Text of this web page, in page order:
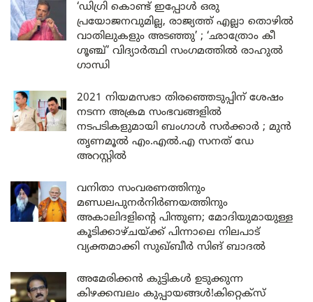
‘ഡിഗ്രി കൊണ്ട് ഇപ്പോൾ ഒരു
പ്രയോജനവുമില്ല, രാജ്യത്ത് എല്ലാ തൊഴിൽ
വാതിലുകളും അടഞ്ഞു’ ; ‘ഛാത്രോം കീ
ഗൂഞ്ച്’ വിദ്യാർത്ഥി സംഗമത്തിൽ രാഹുൽ
ഗാന്ധി
2021 നിയമസഭാ തിരഞ്ഞെടുപ്പിന് ശേഷം
നടന്ന അക്രമ സംഭവങ്ങളിൽ
നടപടികളുമായി ബംഗാൾ സർക്കാർ ; മുൻ
തൃണമൂൽ എം.എൽ.എ സനത് ഡേ
അറസ്റ്റിൽ
വനിതാ സംവരണത്തിനും
മണ്ഡലപുനർനിർണയത്തിനും
അകാലിദളിന്റെ പിന്തുണ; മോദിയുമായുള്ള
കൂടിക്കാഴ്ചയ്ക്ക് പിന്നാലെ നിലപാട്
വ്യക്തമാക്കി സുഖ്ബീർ സിങ് ബാദൽ
അമേരിക്കൻ കുട്ടികൾ ഉടുക്കുന്ന
കിഴക്കമ്പലം കുപ്പായങ്ങൾ!കിറ്റെക്സ്